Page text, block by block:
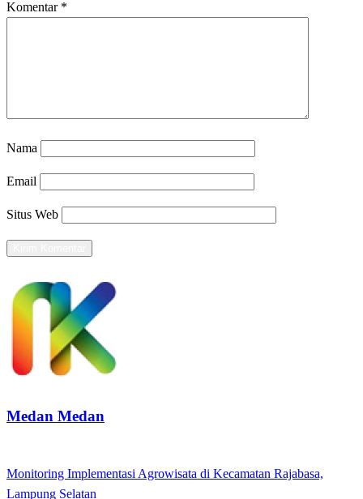
Komentar *
Nama
Email
Situs Web
Medan Medan
Navigasi
Previous
Post
Monitoring Implementasi Agrowisata di Kecamatan Rajabasa,
Lampung Selatan